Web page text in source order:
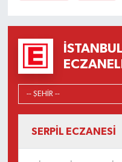
SERPİL ECZANESİ